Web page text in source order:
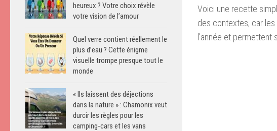
Voici une recette
des contextes, car
l’année et permettent
heureux ? Votre choix révèle
votre vision de l’amour
Quel verre contient réellement le
plus d’eau ? Cette énigme
visuelle trompe presque tout le
monde
« Ils laissent des déjections
dans la nature » : Chamonix veut
durcir les règles pour les
camping-cars et les vans